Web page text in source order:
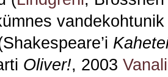
Oliver!, 2003